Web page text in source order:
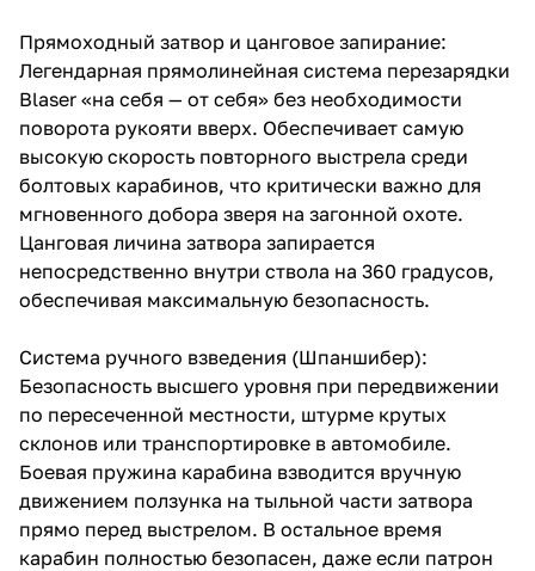
Прямоходный затвор и цанговое запирание:
Легендарная прямолинейная система перезарядки
Blaser «на себя — от себя» без необходимости
поворота рукояти вверх. Обеспечивает самую
высокую скорость повторного выстрела среди
болтовых карабинов, что критически важно для
мгновенного добора зверя на загонной охоте.
Цанговая личина затвора запирается
непосредственно внутри ствола на 360 градусов,
обеспечивая максимальную безопасность.
Система ручного взведения (Шпаншибер):
Безопасность высшего уровня при передвижении
по пересеченной местности, штурме крутых
склонов или транспортировке в автомобиле.
Боевая пружина карабина взводится вручную
движением ползунка на тыльной части затвора
прямо перед выстрелом. В остальное время
карабин полностью безопасен, даже если патрон